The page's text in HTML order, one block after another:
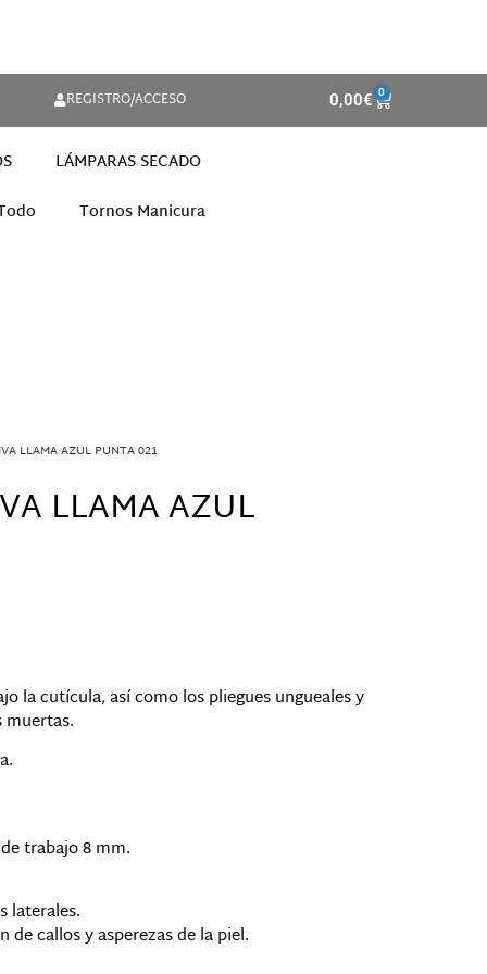
REGISTRO/ACCESO 0,00€ 0
LÁMPARAS SECADO
Tornos Manicura
LLAMA AZUL PUNTA 021
LLAMA AZUL
la cutícula, así como los pliegues ungueales y
muertas.
trabajo 8 mm.
laterales.
callos y asperezas de la piel.